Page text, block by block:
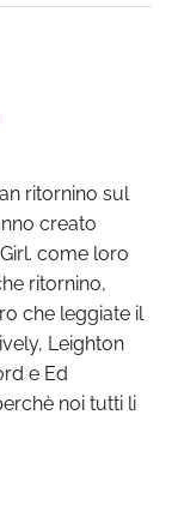
ritornino sul
creato
come loro
ritornino,
che leggiate il
Leighton
e Ed
noi tutti li